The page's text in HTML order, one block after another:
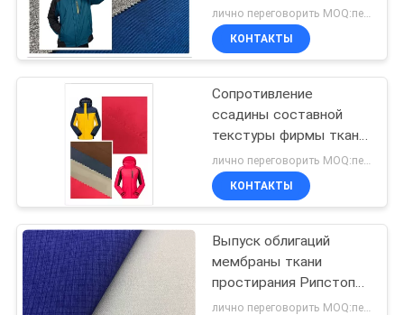
COMPANY
NEWS
КАРТА
САЙТА
PRIVACY
POLICY
водоустойчивая
механическая ткань
простирания Т400
лично переговорить MOQ:переговоров
КОНТАКТЫ
Сопротивление
ссадины составной
текстуры фирмы ткани
простирания волокна
Т400 механической
хорошее
лично переговорить MOQ:переговоров
КОНТАКТЫ
Выпуск облигаций
мембраны ткани
простирания Рипстоп
катионоактивный супер